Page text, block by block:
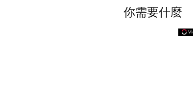
你需要什麼